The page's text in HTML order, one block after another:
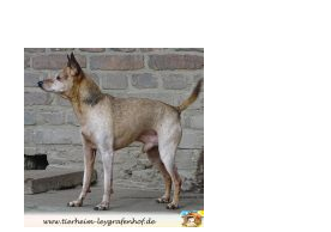
und zwei Schwestern in einem Erdloch,
nahe der Bahngleise in Rumänien in
der . Da war sie ca. 5 – 6 Wochen alt
und sehr scheu. Bei einer unserer
rumänische Pflegestelle wurden die 3
Hunde liebevoll umsorgt und
aufgepäppelt. Lilly ist laut Pass am